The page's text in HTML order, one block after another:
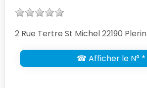
2 Rue Tertre St Michel 22190 Plerin
☎ Afficher le N° *